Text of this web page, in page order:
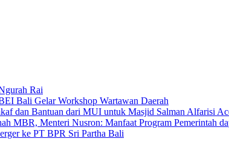
Rai
Bali Gelar Workshop Wartawan Daerah
dan Bantuan dari MUI untuk Masjid Salman Alfarisi
MBR, Menteri Nusron: Manfaat Program Pemerintah
ke PT BPR Sri Partha Bali